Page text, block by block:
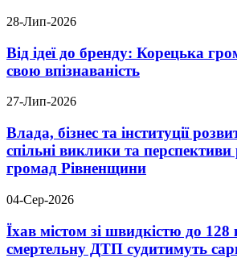
28-Лип-2026
Від ідеї до бренду: Корецька
свою впізнаваність
27-Лип-2026
Влада, бізнес та інституції
спільні виклики та перспективи
громад Рівненщини
04-Сер-2026
Їхав містом зі швидкістю до 128
смертельну ДТП судитимуть